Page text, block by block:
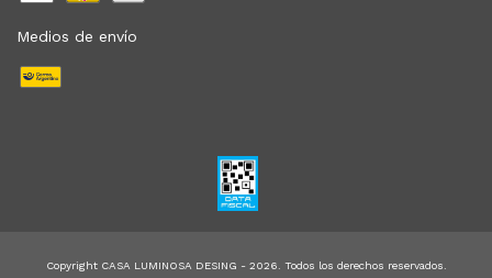
Medios de envío
Copyright CASA LUMINOSA DESING - 2026. Todos los derechos reservados.